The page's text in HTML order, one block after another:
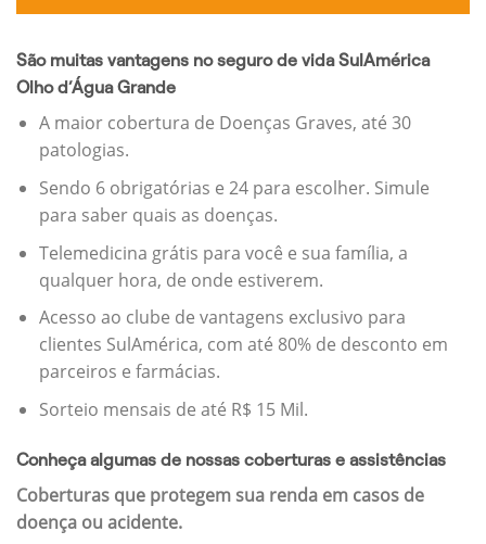
São muitas vantagens no seguro de vida SulAmérica
Olho d’Água Grande
A maior cobertura de Doenças Graves, até 30
patologias.
Sendo 6 obrigatórias e 24 para escolher. Simule
para saber quais as doenças.
Telemedicina grátis para você e sua família, a
qualquer hora, de onde estiverem.
Acesso ao clube de vantagens exclusivo para
clientes SulAmérica, com até 80% de desconto em
parceiros e farmácias.
Sorteio mensais de até R$ 15 Mil.
Conheça algumas de nossas coberturas e assistências
Coberturas que protegem sua renda em casos de
doença ou acidente.